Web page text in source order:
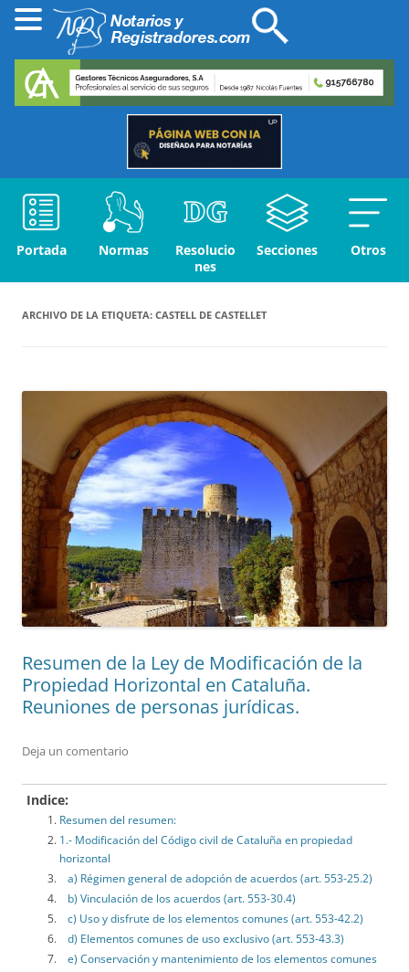
Portada Normas
Resolucio
nes
Secciones Otros
ARCHIVO DE LA ETIQUETA: CASTELL DE CASTELLET
Resumen de la Ley de Modificación de la
Propiedad Horizontal en Cataluña.
Reuniones de personas jurídicas.
Deja un comentario
Indice:
Resumen del resumen:
1.- Modificación del Código civil de Cataluña en propiedad
horizontal
a) Régimen general de adopción de acuerdos (art. 553-25.2)
b) Vinculación de los acuerdos (art. 553-30.4)
c) Uso y disfrute de los elementos comunes (art. 553-42.2)
d) Elementos comunes de uso exclusivo (art. 553-43.3)
e) Conservación y mantenimiento de los elementos comunes